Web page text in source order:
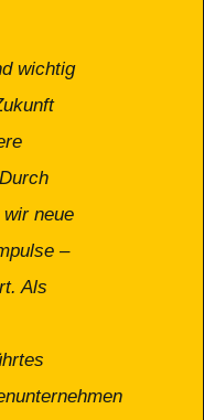
wichtig
neue
–
Als